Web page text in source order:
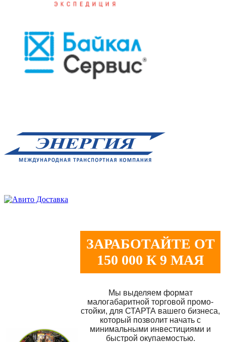
ЗАРАБОТАЙТЕ ОТ
150 000 К 9 МАЯ
Мы выделяем формат
малогабаритной торговой промо-
стойки, для СТАРТА вашего бизнеса,
который позволит начать с
минимальными инвестициями и
быстрой окупаемостью.